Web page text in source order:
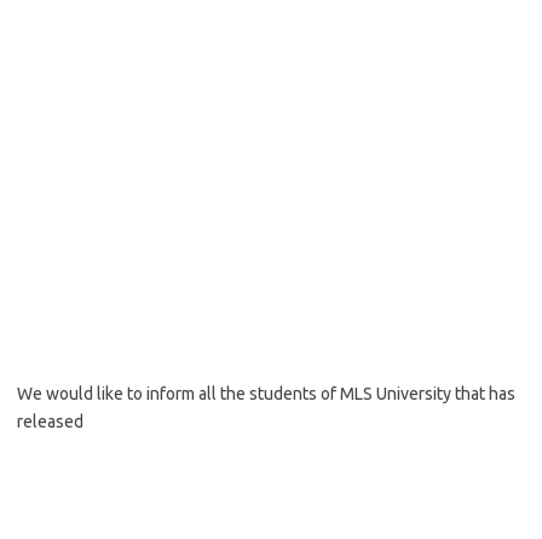
We would like to inform all the students of MLS University that has
released